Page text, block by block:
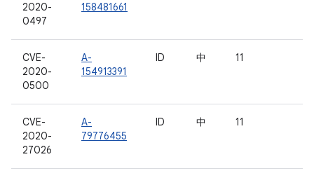
2020-
0497
158481661
CVE-
2020-
0500
A-
154913391
ID 中 11
CVE-
2020-
27026
A-
79776455
ID 中 11